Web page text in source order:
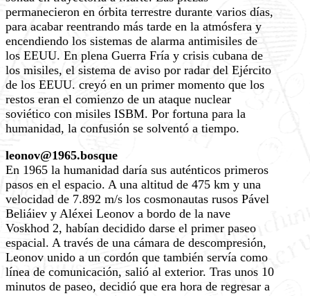
permanecieron en órbita terrestre durante varios días,
para acabar reentrando más tarde en la atmósfera y
encendiendo los sistemas de alarma antimisiles de
los EEUU. En plena Guerra Fría y crisis cubana de
los misiles, el sistema de aviso por radar del Ejército
de los EEUU. creyó en un primer momento que los
restos eran el comienzo de un ataque nuclear
soviético con misiles ISBM. Por fortuna para la
humanidad, la confusión se solventó a tiempo.
leonov@1965.bosque
En 1965 la humanidad daría sus auténticos primeros
pasos en el espacio. A una altitud de 475 km y una
velocidad de 7.892 m/s los cosmonautas rusos Pável
Beliáiev y Aléxei Leonov a bordo de la nave
Voskhod 2, habían decidido darse el primer paseo
espacial. A través de una cámara de descompresión,
Leonov unido a un cordón que también servía como
línea de comunicación, salió al exterior. Tras unos 10
minutos de paseo, decidió que era hora de regresar a